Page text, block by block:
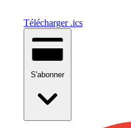
Télécharger .ics
S'abonner